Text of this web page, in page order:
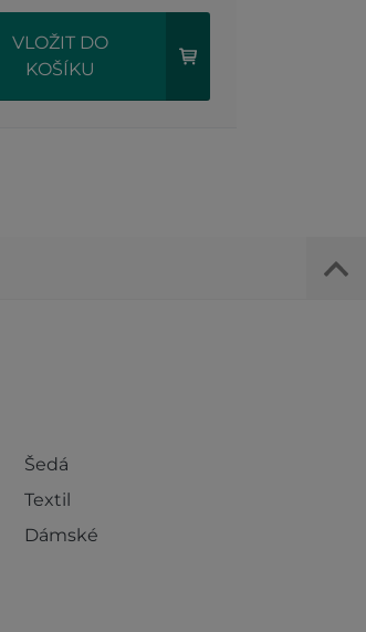
VLOŽIT DO
KOŠÍKU
Šedá
Textil
Dámské